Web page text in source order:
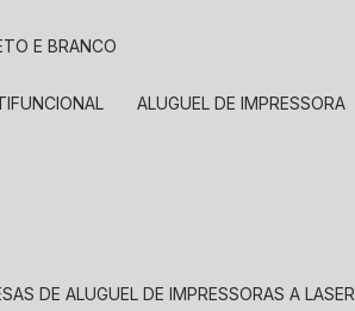
E BRANCO
ALUGUEL DE IMPRESSORA
DE ALUGUEL DE IMPRESSORAS A LASER